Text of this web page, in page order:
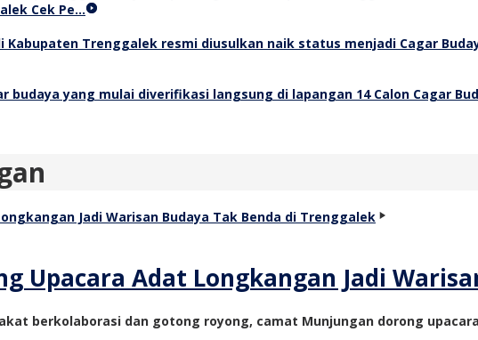
Cek Pe…
14 Calon Cagar
Upacara Adat Longkangan Jadi
berkolaborasi dan gotong royong, camat Munjungan dorong